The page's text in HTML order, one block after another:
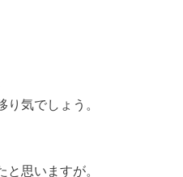
気でしょう。
思いますが。